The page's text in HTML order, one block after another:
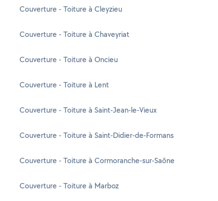
Couverture - Toiture à Cleyzieu
Couverture - Toiture à Chaveyriat
Couverture - Toiture à Oncieu
Couverture - Toiture à Lent
Couverture - Toiture à Saint-Jean-le-Vieux
Couverture - Toiture à Saint-Didier-de-Formans
Couverture - Toiture à Cormoranche-sur-Saône
Couverture - Toiture à Marboz